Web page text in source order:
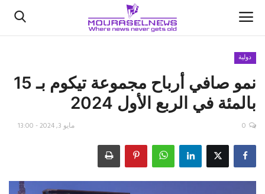
الأخبار
كتّابنا
اقتصاد
دولية
نمو صافي أرباح مجموعة تيكوم بـ 15
بالمئة في الربع الأول 2024
مايو 3, 2024 - 13:00 0